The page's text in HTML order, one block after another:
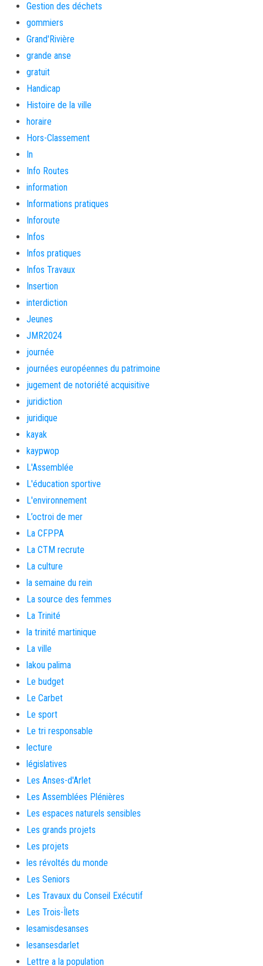
Gestion des déchets
gommiers
Grand'Rivière
grande anse
gratuit
Handicap
Histoire de la ville
horaire
Hors-Classement
In
Info Routes
information
Informations pratiques
Inforoute
Infos
Infos pratiques
Infos Travaux
Insertion
interdiction
Jeunes
JMR2024
journée
journées européennes du patrimoine
jugement de notoriété acquisitive
juridiction
juridique
kayak
kaypwop
L'Assemblée
L'éducation sportive
L'environnement
L’octroi de mer
La CFPPA
La CTM recrute
La culture
la semaine du rein
La source des femmes
La Trinité
la trinité martinique
La ville
lakou palima
Le budget
Le Carbet
Le sport
Le tri responsable
lecture
législatives
Les Anses-d'Arlet
Les Assemblées Plénières
Les espaces naturels sensibles
Les grands projets
Les projets
les révoltés du monde
Les Seniors
Les Travaux du Conseil Exécutif
Les Trois-Îlets
lesamisdesanses
lesansesdarlet
Lettre a la population